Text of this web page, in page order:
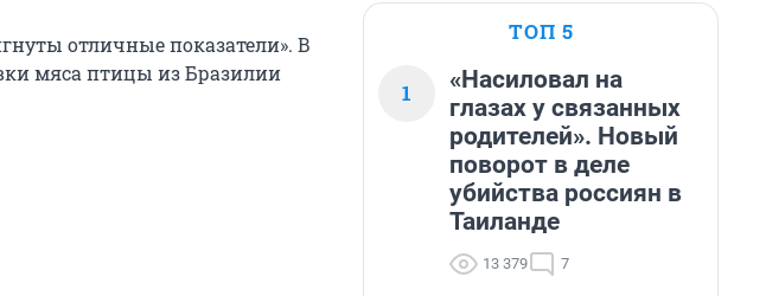
отличные показатели». В
мяса птицы из Бразилии
ТОП 5
1
«Насиловал на
глазах у связанных
родителей». Новый
поворот в деле
убийства россиян в
Таиланде
13 379 7